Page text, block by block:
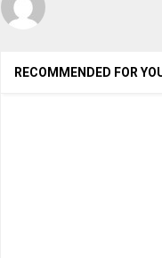
RECOMMENDED FOR